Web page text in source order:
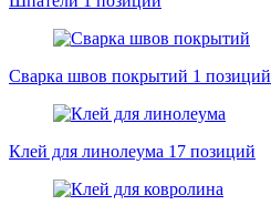
Сварка швов покрытий 1 позиций
Клей для линолеума 17 позиций